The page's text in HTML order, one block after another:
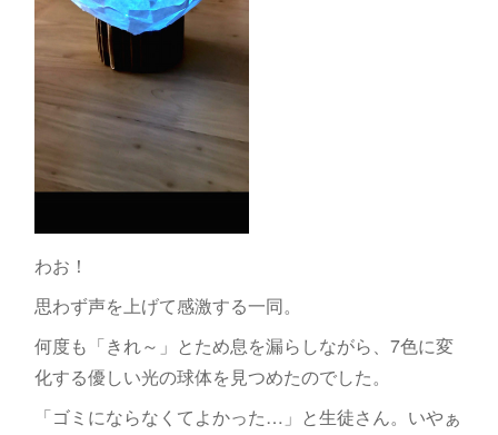
わお！
思わず声を上げて感激する一同。
何度も「きれ～」とため息を漏らしながら、7色に変
化する優しい光の球体を見つめたのでした。
「ゴミにならなくてよかった…」と生徒さん。いやぁ